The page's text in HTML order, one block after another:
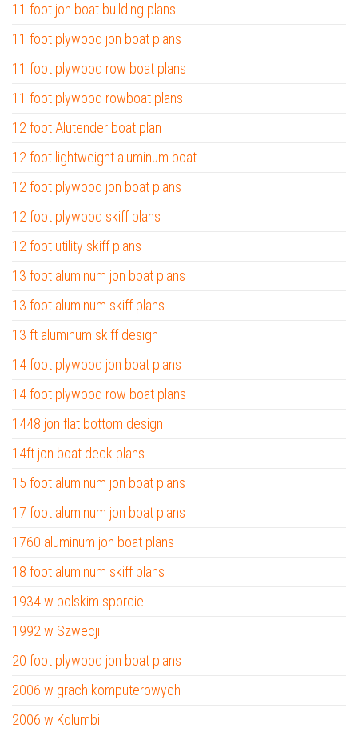
11 foot jon boat building plans
11 foot plywood jon boat plans
11 foot plywood row boat plans
11 foot plywood rowboat plans
12 foot Alutender boat plan
12 foot lightweight aluminum boat
12 foot plywood jon boat plans
12 foot plywood skiff plans
12 foot utility skiff plans
13 foot aluminum jon boat plans
13 foot aluminum skiff plans
13 ft aluminum skiff design
14 foot plywood jon boat plans
14 foot plywood row boat plans
1448 jon flat bottom design
14ft jon boat deck plans
15 foot aluminum jon boat plans
17 foot aluminum jon boat plans
1760 aluminum jon boat plans
18 foot aluminum skiff plans
1934 w polskim sporcie
1992 w Szwecji
20 foot plywood jon boat plans
2006 w grach komputerowych
2006 w Kolumbii